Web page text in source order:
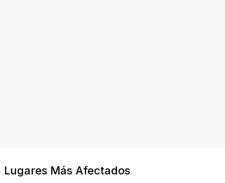
Lugares Más Afectados